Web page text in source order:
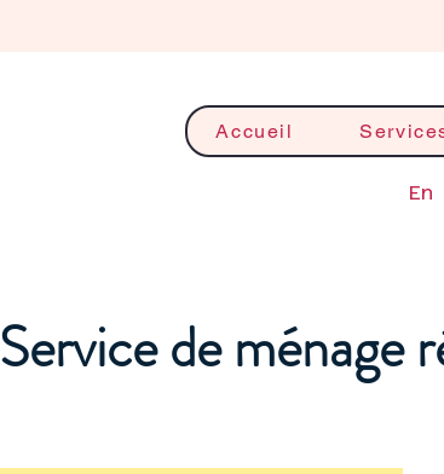
Accueil
Service de ménage